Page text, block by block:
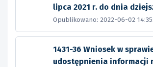
lipca 2021 r. do dnia
Opublikowano: 2022-06-02
1431-36 Wniosek w
udostępnienia informacji